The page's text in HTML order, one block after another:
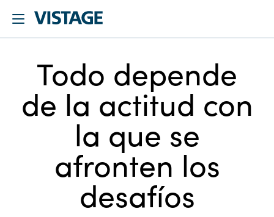
Todo depende
de la actitud con
la que se
afronten los
desafíos